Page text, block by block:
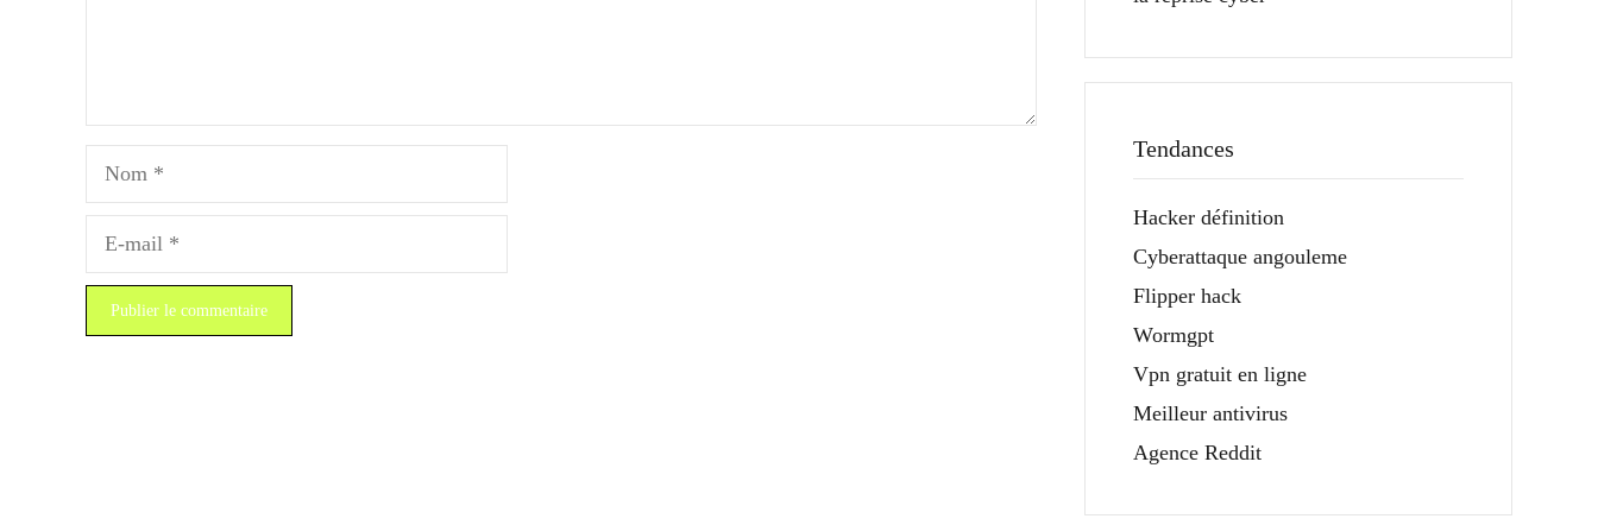
mail
Tendances
Hacker définition
Cyberattaque angouleme
Flipper hack
Wormgpt
Vpn gratuit en ligne
Meilleur antivirus
Agence Reddit